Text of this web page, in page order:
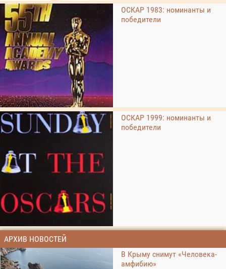
ОСКАР 1983: номинанты и
победители
ОСКАР 1999: номинанты и
победители
АРХИВ НОВОСТЕЙ
В Крыму снимут «Человека-
амфибию»